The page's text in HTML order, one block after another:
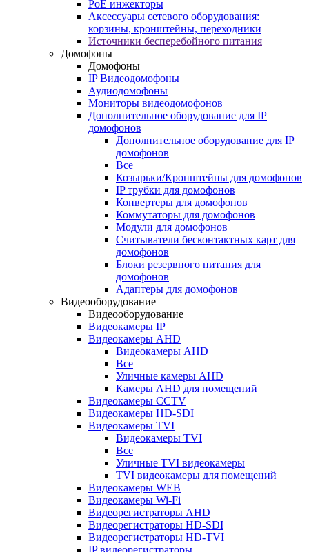
PoE инжекторы
Аксессуары сетевого оборудования:
корзины, кронштейны, переходники
Источники бесперебойного питания
Домофоны
Домофоны
IP Видеодомофоны
Аудиодомофоны
Мониторы видеодомофонов
Дополнительное оборудование для IP
домофонов
Дополнительное оборудование для IP
домофонов
Все
Козырьки/Кронштейны для домофонов
IP трубки для домофонов
Конвертеры для домофонов
Коммутаторы для домофонов
Модули для домофонов
Считыватели бесконтактных карт для
домофонов
Блоки резервного питания для
домофонов
Адаптеры для домофонов
Видеооборудование
Видеооборудование
Видеокамеры IP
Видеокамеры AHD
Видеокамеры AHD
Все
Уличные камеры AHD
Камеры AHD для помещений
Видеокамеры CCTV
Видеокамеры HD-SDI
Видеокамеры TVI
Видеокамеры TVI
Все
Уличные TVI видеокамеры
TVI видеокамеры для помещений
Видеокамеры WEB
Видеокамеры Wi-Fi
Видеорегистраторы AHD
Видеорегистраторы HD-SDI
Видеорегистраторы HD-TVI
IP видеорегистраторы